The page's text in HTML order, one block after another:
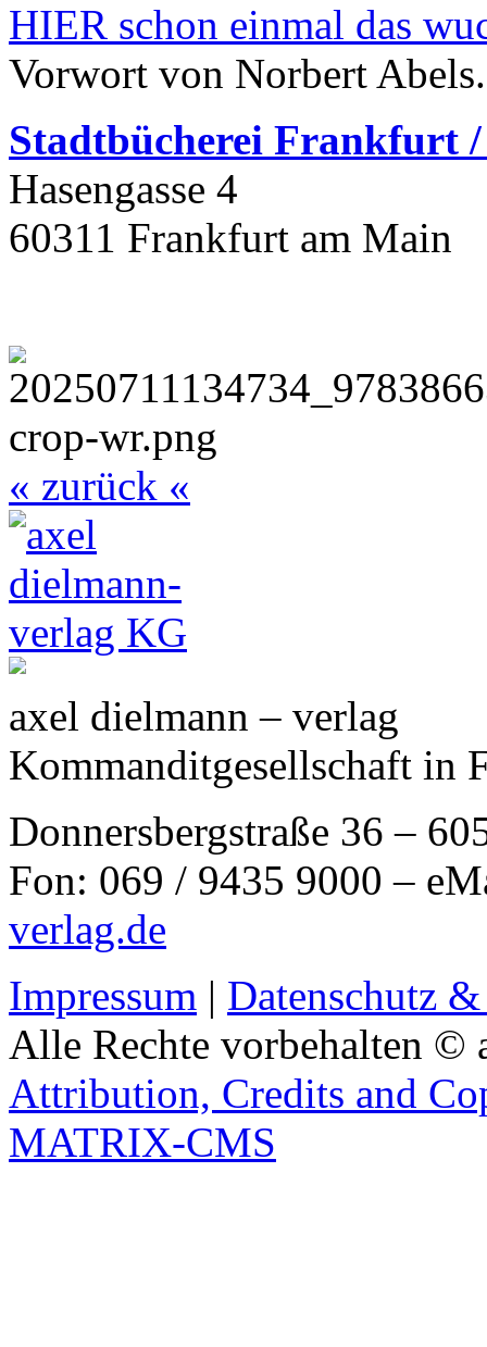
HIER schon einmal das
Vorwort von Norbert Abels.
Stadtbücherei Frankfurt
Hasengasse 4
60311 Frankfurt am Main
« zurück «
axel dielmann – verlag
Kommanditgesellschaft in
Donnersbergstraße 36 –
Fon: 069 / 9435 9000 –
verlag.de
Impressum | Datenschutz
Alle Rechte vorbehalten ©
Attribution, Credits and
MATRIX-CMS